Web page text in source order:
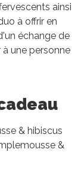
ainsi
à offrir en
échange de
une personne
& hibiscus
&